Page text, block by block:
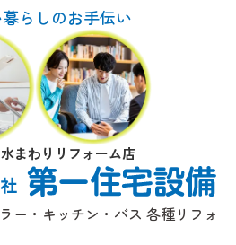
らしのお手伝い
まわりリフォーム店
ー・キッチン・バス 各種リフォ